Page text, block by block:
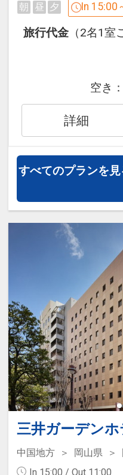
LAN（WI-FI）接
だけます。
■朝刊1紙サービス
■チェックイン
■雨の日は傘の
■ズボンプレッサ
枕＆携帯充電器等
（無料レンタル
ます）
■15：00（チェ
00（チェックアウ
月30日
インターネット
200000007796
朝 昼 夕 In 15:00
旅行代金 （2名1
空き：
詳細
すべてのプランを見
三井ガーデン
中国地方 岡山県
In 15:00 / Out 11:00